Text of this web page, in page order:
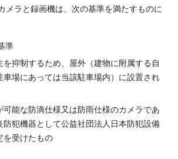
メラと録画機は、次の基準を満たすものに
準
を抑制するため、屋外（建物に附属する自
車場にあっては当該駐車場内）に設置され
可能な防滴仕様又は防雨仕様のカメラであ
防犯機器として公益社団法人日本防犯設備
を受けたもの